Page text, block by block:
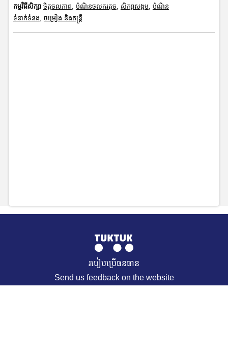
កម្មវិធីសិក្សា ចិត្តចលភាព, បំណិនចលករតូច, សិក្សាសង្គម, បំណិន
ទំនាក់ទំនង, ចម្រៀង និងតន្ត្រី
របៀបប្រើធនធាន
Send us feedback on the website